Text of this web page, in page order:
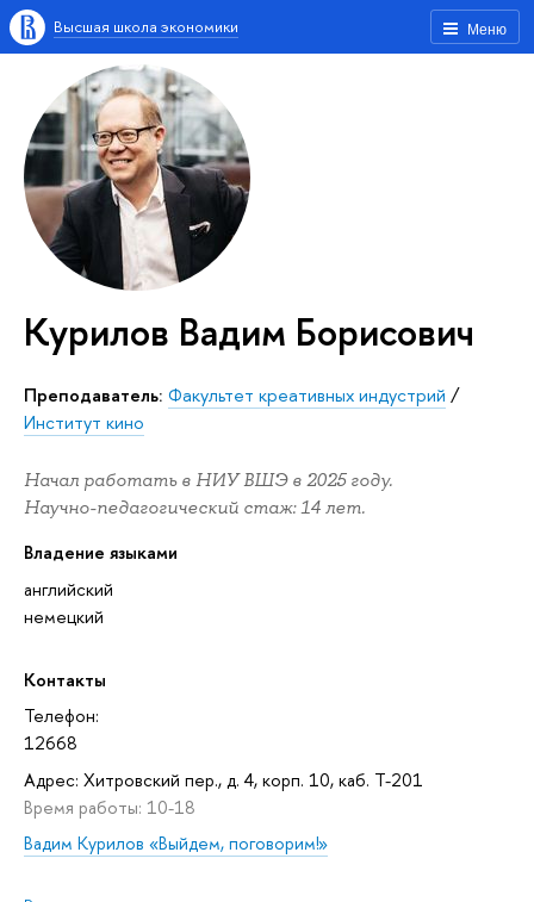
Меню
Высшая школа экономики
Курилов Вадим Борисович
Преподаватель: Факультет креативных индустрий /
Институт кино
Начал работать в НИУ ВШЭ в 2025 году.
Научно-педагогический стаж: 14 лет.
Владение языками
английский
немецкий
Контакты
Телефон:
12668
Адрес: Хитровский пер., д. 4, корп. 10, каб. Т-201
Время работы: 10-18
Вадим Курилов «Выйдем, поговорим!»